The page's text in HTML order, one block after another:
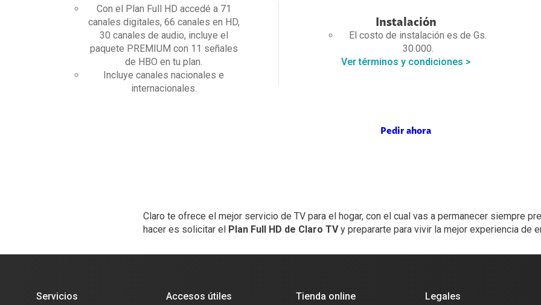
Con el Plan Full HD accedé a 71
canales digitales, 66 canales en HD,
30 canales de audio, incluye el
paquete PREMIUM con 11 señales
de HBO en tu plan.
Incluye canales nacionales e
internacionales.
Instalación
El costo de instalación es de Gs.
30.000.
Ver términos y condiciones >
Pedir ahora
Claro te ofrece el mejor servicio de TV para el hogar, con el cual vas a permanecer siempre
hacer es solicitar el Plan Full HD de Claro TVy prepararte para vivir la mejor experiencia de
Servicios Accesos útiles Tienda online Legales